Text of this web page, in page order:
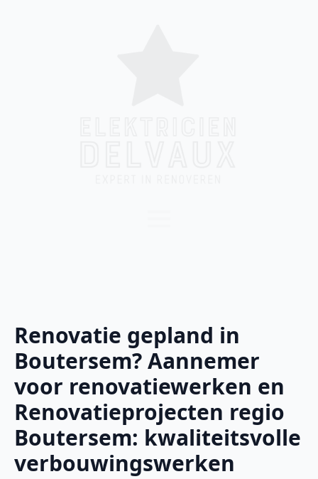
Renovatie gepland in
Boutersem? Aannemer
voor renovatiewerken en
Renovatieprojecten regio
Boutersem: kwaliteitsvolle
verbouwingswerken